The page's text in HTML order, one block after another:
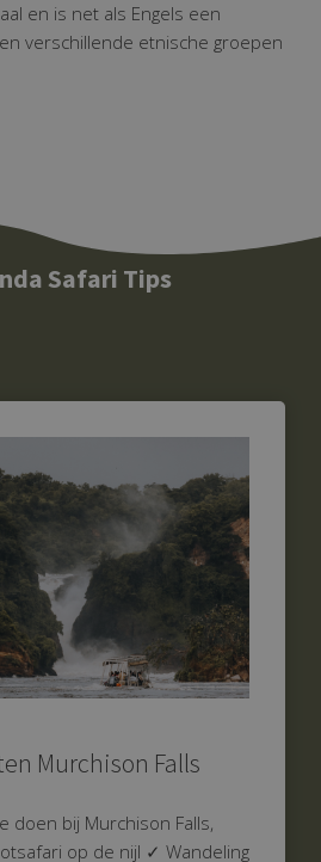
en is net als Engels een
verschillende etnische groepen
Safari Tips
Murchison Falls
doen bij Murchison Falls,
op de nijl ✓ Wandeling